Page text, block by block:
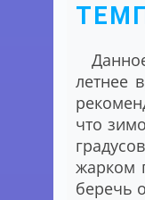
летнее
что
жарком
беречь